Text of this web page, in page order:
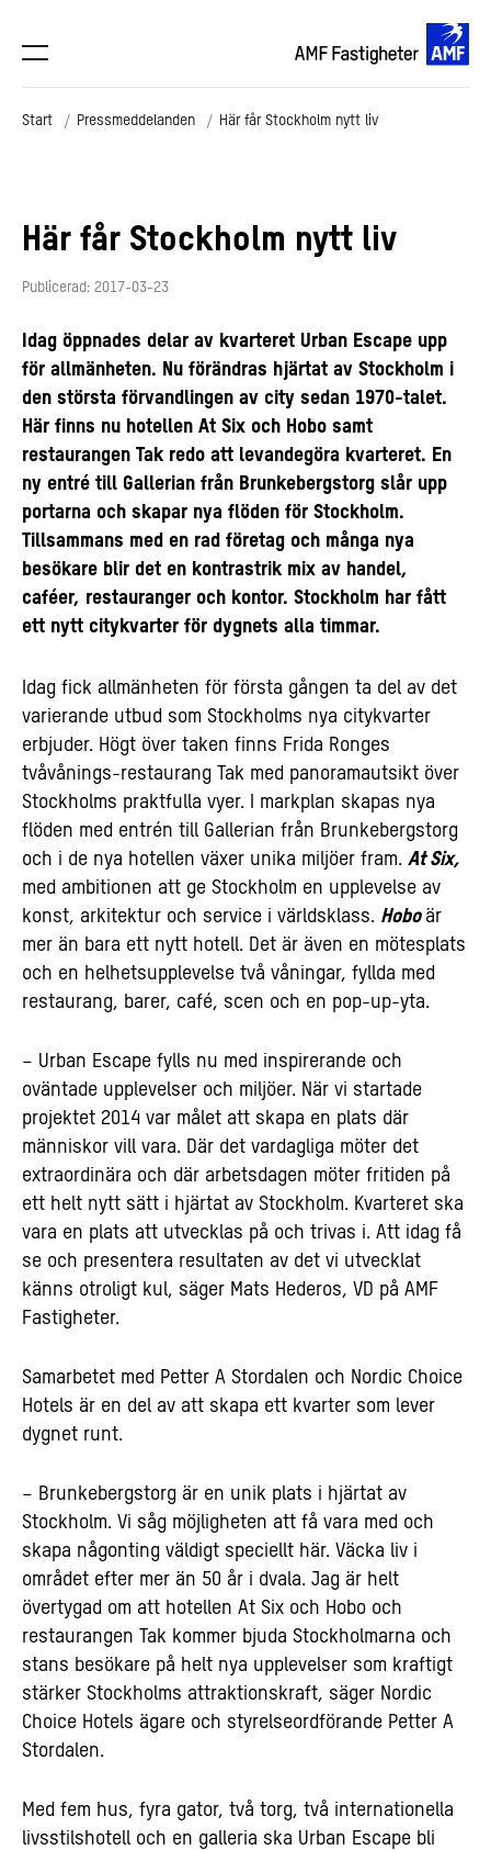
Start Pressmeddelanden Här får Stockholm nytt liv
Här får Stockholm nytt liv
Publicerad: 2017-03-23
Idag öppnades delar av kvarteret Urban Escape upp
för allmänheten. Nu förändras hjärtat av Stockholm i
den största förvandlingen av city sedan 1970-talet.
Här finns nu hotellen At Six och Hobo samt
restaurangen Tak redo att levandegöra kvarteret. En
ny entré till Gallerian från Brunkebergstorg slår upp
portarna och skapar nya flöden för Stockholm.
Tillsammans med en rad företag och många nya
besökare blir det en kontrastrik mix av handel,
caféer, restauranger och kontor. Stockholm har fått
ett nytt citykvarter för dygnets alla timmar.
Idag fick allmänheten för första gången ta del av det
varierande utbud som Stockholms nya citykvarter
erbjuder. Högt över taken finns Frida Ronges
tvåvånings-restaurang Tak med panoramautsikt över
Stockholms praktfulla vyer. I markplan skapas nya
flöden med entrén till Gallerian från Brunkebergstorg
och i de nya hotellen växer unika miljöer fram. At Six,
med ambitionen att ge Stockholm en upplevelse av
konst, arkitektur och service i världsklass. Hobo är
mer än bara ett nytt hotell. Det är även en mötesplats
och en helhetsupplevelse två våningar, fyllda med
restaurang, barer, café, scen och en pop-up-yta.
– Urban Escape fylls nu med inspirerande och
oväntade upplevelser och miljöer. När vi startade
projektet 2014 var målet att skapa en plats där
människor vill vara. Där det vardagliga möter det
extraordinära och där arbetsdagen möter fritiden på
ett helt nytt sätt i hjärtat av Stockholm. Kvarteret ska
vara en plats att utvecklas på och trivas i. Att idag få
se och presentera resultaten av det vi utvecklat
känns otroligt kul, säger Mats Hederos, VD på AMF
Fastigheter.
Samarbetet med Petter A Stordalen och Nordic Choice
Hotels är en del av att skapa ett kvarter som lever
dygnet runt.
– Brunkebergstorg är en unik plats i hjärtat av
Stockholm. Vi såg möjligheten att få vara med och
skapa någonting väldigt speciellt här. Väcka liv i
området efter mer än 50 år i dvala. Jag är helt
övertygad om att hotellen At Six och Hobo och
restaurangen Tak kommer bjuda Stockholmarna och
stans besökare på helt nya upplevelser som kraftigt
stärker Stockholms attraktionskraft, säger Nordic
Choice Hotels ägare och styrelseordförande Petter A
Stordalen.
Med fem hus, fyra gator, två torg, två internationella
livsstilshotell och en galleria ska Urban Escape bli